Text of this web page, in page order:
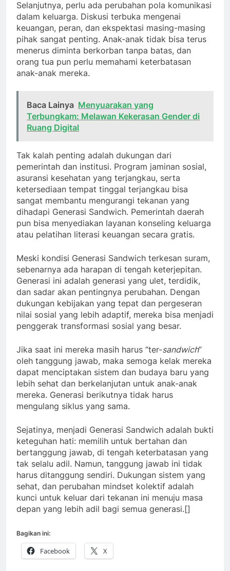
Selanjutnya, perlu ada perubahan pola komunikasi
dalam keluarga. Diskusi terbuka mengenai
keuangan, peran, dan ekspektasi masing-masing
pihak sangat penting. Anak-anak tidak bisa terus
menerus diminta berkorban tanpa batas, dan
orang tua pun perlu memahami keterbatasan
anak-anak mereka.
Baca Lainya Menyuarakan yang
Terbungkam: Melawan Kekerasan Gender di
Ruang Digital
Tak kalah penting adalah dukungan dari
pemerintah dan institusi. Program jaminan sosial,
asuransi kesehatan yang terjangkau, serta
ketersediaan tempat tinggal terjangkau bisa
sangat membantu mengurangi tekanan yang
dihadapi Generasi Sandwich. Pemerintah daerah
pun bisa menyediakan layanan konseling keluarga
atau pelatihan literasi keuangan secara gratis.
Meski kondisi Generasi Sandwich terkesan suram,
sebenarnya ada harapan di tengah keterjepitan.
Generasi ini adalah generasi yang ulet, terdidik,
dan sadar akan pentingnya perubahan. Dengan
dukungan kebijakan yang tepat dan pergeseran
nilai sosial yang lebih adaptif, mereka bisa menjadi
penggerak transformasi sosial yang besar.
Jika saat ini mereka masih harus “ter-sandwich”
oleh tanggung jawab, maka semoga kelak mereka
dapat menciptakan sistem dan budaya baru yang
lebih sehat dan berkelanjutan untuk anak-anak
mereka. Generasi berikutnya tidak harus
mengulang siklus yang sama.
Sejatinya, menjadi Generasi Sandwich adalah bukti
keteguhan hati: memilih untuk bertahan dan
bertanggung jawab, di tengah keterbatasan yang
tak selalu adil. Namun, tanggung jawab ini tidak
harus ditanggung sendiri. Dukungan sistem yang
sehat, dan perubahan mindset kolektif adalah
kunci untuk keluar dari tekanan ini menuju masa
depan yang lebih adil bagi semua generasi.[]
Bagikan ini:
Facebook X